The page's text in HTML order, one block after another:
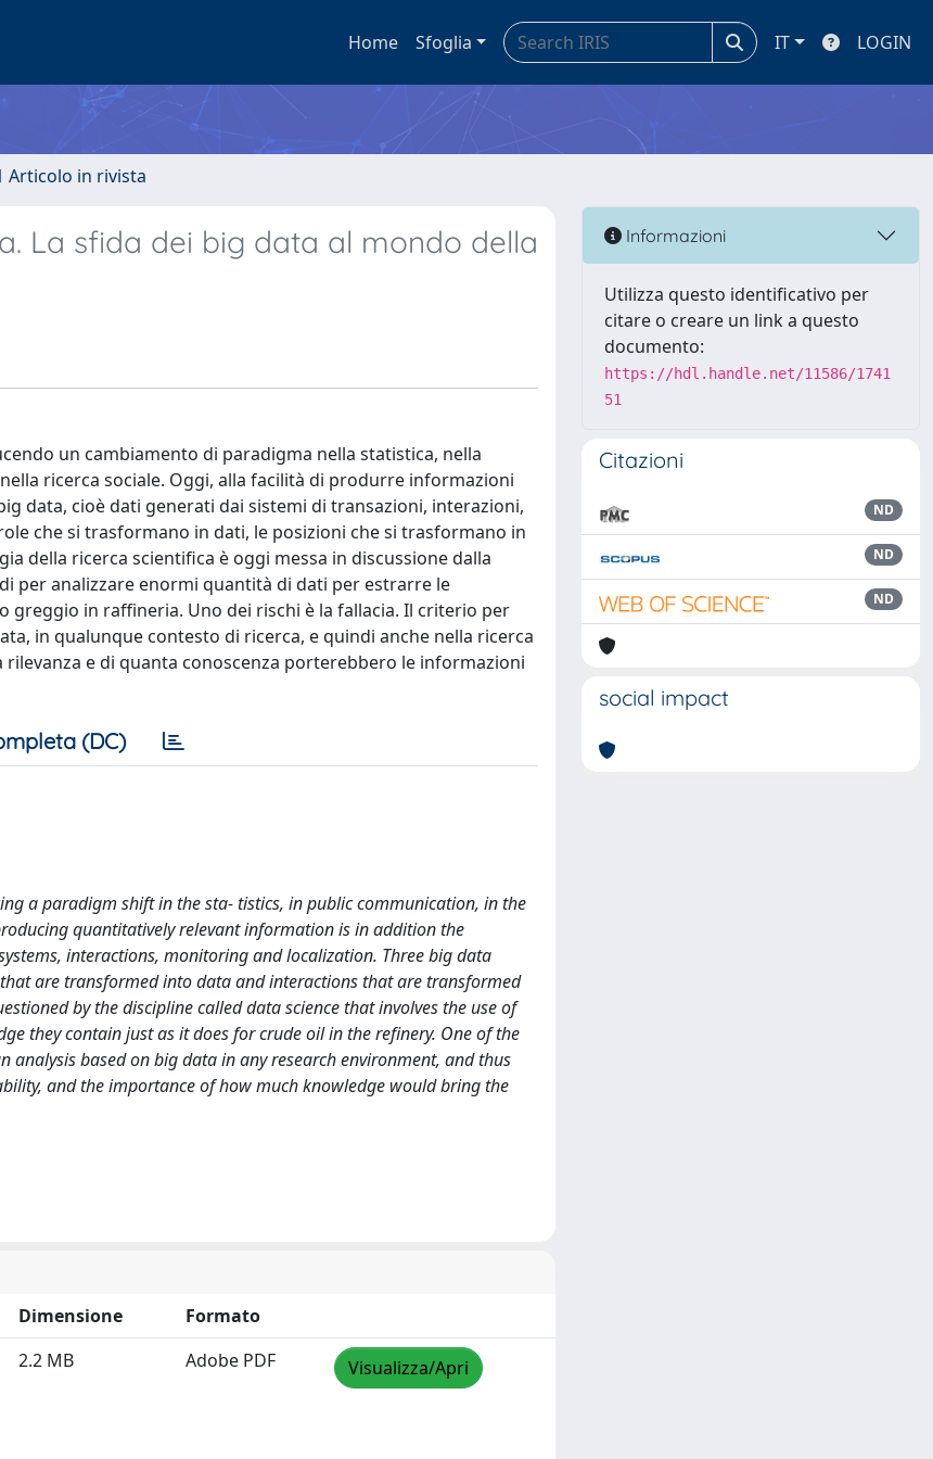
Home Sfoglia IT LOGIN
Articolo in rivista
La sfida dei big data al mondo della
un cambiamento di paradigma nella statistica, nella
ricerca sociale. Oggi, alla facilità di produrre informazioni
data, cioè dati generati dai sistemi di transazioni, interazioni,
che si trasformano in dati, le posizioni che si trasformano in
della ricerca scientifica è oggi messa in discussione dalla
per analizzare enormi quantità di dati per estrarre le
greggio in raffineria. Uno dei rischi è la fallacia. Il criterio per
in qualunque contesto di ricerca, e quindi anche nella ricerca
e di quanta conoscenza porterebbero le informazioni
(DC)
a paradigm shift in the sta- tistics, in public communication, in the
quantitatively relevant information is in addition the
interactions, monitoring and localization. Three big data
are transformed into data and interactions that are transformed
by the discipline called data science that involves the use of
they contain just as it does for crude oil in the refinery. One of the
analysis based on big data in any research environment, and thus
and the importance of how much knowledge would bring the
Dimensione
Formato
2.2 MB Adobe PDF Visualizza/Apri
Informazioni
Utilizza questo identificativo per
citare o creare un link a questo
documento:
https://hdl.handle.net/11586/1741
51
Citazioni
ND
ND
ND
social impact